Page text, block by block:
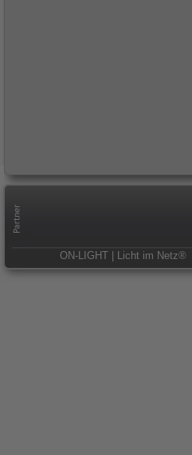
ON-LIGHT | Licht im Netz®